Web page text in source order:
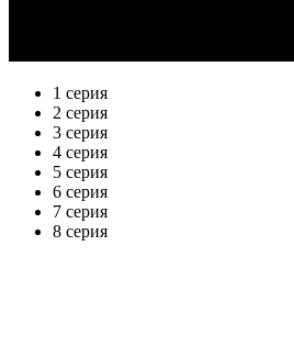
1 серия
2 серия
3 серия
4 серия
5 серия
6 серия
7 серия
8 серия